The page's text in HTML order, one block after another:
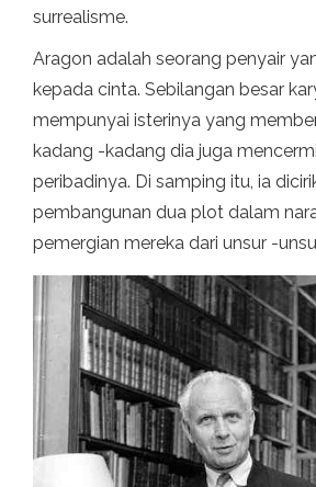
surrealisme.
Aragon adalah seorang penyair
kepada cinta. Sebilangan besar
mempunyai isterinya yang
kadang -kadang dia juga
peribadinya. Di samping itu, ia
pembangunan dua plot dalam
pemergian mereka dari unsur -